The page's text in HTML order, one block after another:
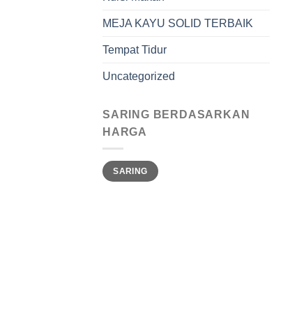
MEJA KAYU SOLID TERBAIK
Tempat Tidur
Uncategorized
SARING BERDASARKAN
HARGA
Harga
terendah
Harga
tertinggi
SARING